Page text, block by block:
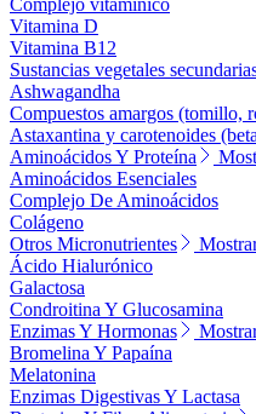
Complejo vitamínico
Vitamina D
Vitamina B12
Sustancias vegetales
Ashwagandha
Compuestos amargos (tomillo,
Astaxantina y carotenoides
Aminoácidos Y Proteína
Aminoácidos Esenciales
Complejo De Aminoácidos
Colágeno
Otros Micronutrientes
Ácido Hialurónico
Galactosa
Condroitina Y Glucosamina
Enzimas Y Hormonas
Bromelina Y Papaína
Melatonina
Enzimas Digestivas Y Lactasa